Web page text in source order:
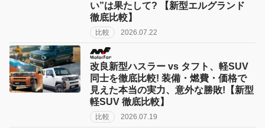
い”は果たして? 【新型エルグランド
徹底比較】
比較 2026.07.22
改良新型ハスラー vs タフト、軽SUV
同士を徹底比較! 装備・燃費・価格で
見えた本当の実力、意外な勝敗!【新型
軽SUV 徹底比較】
比較 2026.07.19